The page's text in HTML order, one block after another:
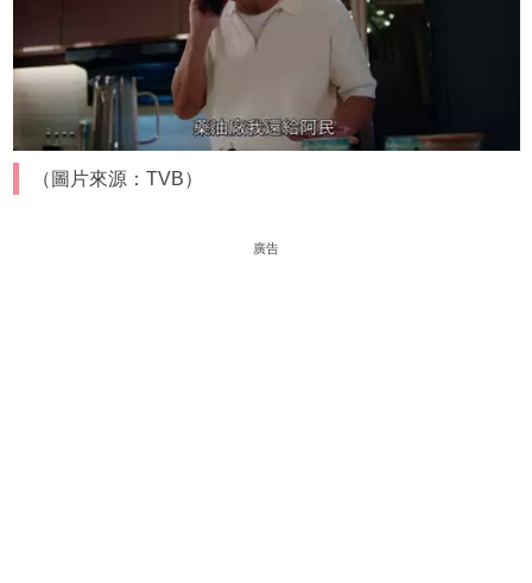
（圖片來源：TVB）
廣告